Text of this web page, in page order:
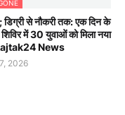
डिग्री से नौकरी तक: एक दिन के
शिविर में 30 युवाओं को मिला नया
News
2026